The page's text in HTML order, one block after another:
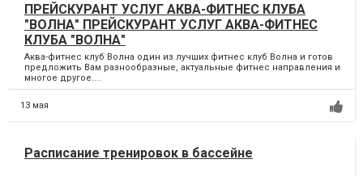
ПРЕЙСКУРАНТ УСЛУГ АКВА-ФИТНЕС КЛУБА
"ВОЛНА" ПРЕЙСКУРАНТ УСЛУГ АКВА-ФИТНЕС
КЛУБА "ВОЛНА"
Аква-фитнес клуб Волна один из лучших фитнес клуб Волна и готов
предложить Вам разнообразные, актуальные фитнес направления и
многое другое....
13 мая
Расписание тренировок в бассейне